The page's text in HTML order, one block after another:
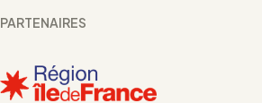
PARTENAIRES